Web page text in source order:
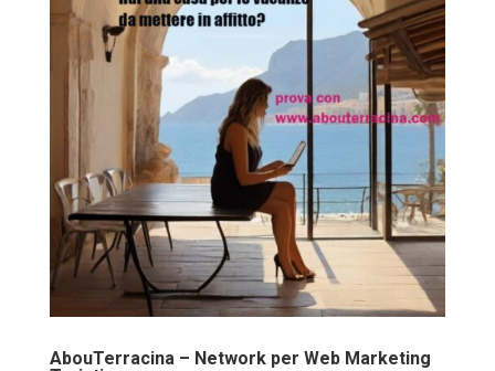
AbouTerracina – Network per Web Marketing